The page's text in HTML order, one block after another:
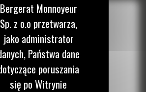
Bergerat Monnoyeur
Sp. z o.o przetwarza,
jako administrator
Państwa dane
poruszania
się po Witrynie